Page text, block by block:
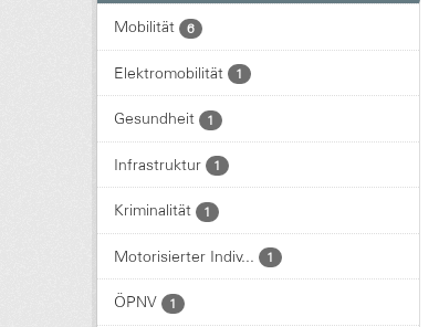
Mobilität 6
Elektromobilität 1
Gesundheit 1
Infrastruktur 1
Kriminalität 1
Motorisierter Indiv... 1
ÖPNV 1